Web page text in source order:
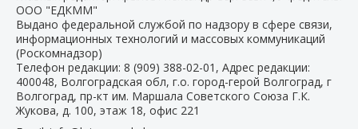
ООО "ЕДКММ"
Выдано федеральной службой по надзору в сфере связи,
информационных технологий и массовых коммуникаций
(Роскомнадзор)
Телефон редакции: 8 (909) 388-02-01 , Адрес редакции:
400048, Волгоградская обл, г.о. город-герой Волгоград, г
Волгоград, пр-кт им. Маршала Советского Союза Г.К.
Жукова, д. 100, этаж 18, офис 221